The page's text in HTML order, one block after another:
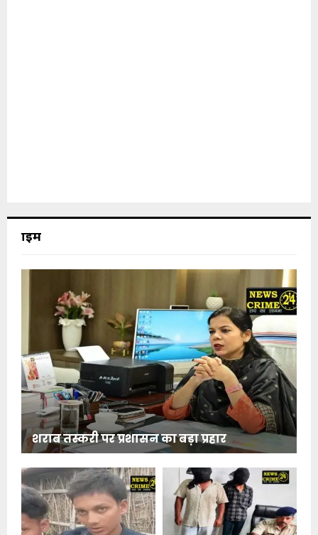
क्राइम
शराब तस्करी पर प्रशासन का बड़ा प्रहार